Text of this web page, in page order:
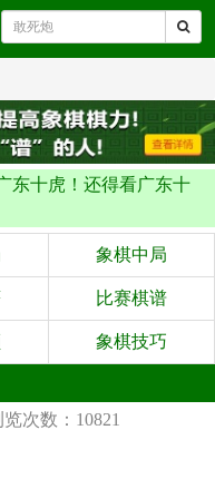
东十虎！还得看广东十
象棋中局
比赛棋谱
象棋技巧
览次数：10821